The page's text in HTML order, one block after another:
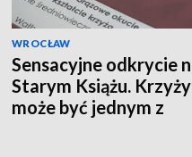
WROCŁAW
Sensacyjne odkrycie
Starym Książu.
może być jednym z